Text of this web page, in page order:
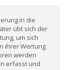
in die
übt sich der
um sich
ihrer Wertung
werden
erfasst und